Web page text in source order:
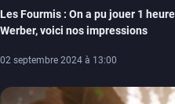
Les Fourmis : On a pu jouer 1
Werber, voici nos impressions
02 septembre 2024 à 13:00